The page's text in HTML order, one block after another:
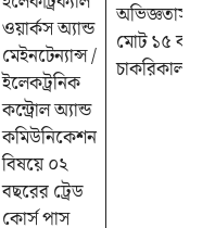
ওয়ার্কস অ্যান্ড
মেইনটেন্যান্স /
ইলেকট্রনিক
কন্ট্রোল অ্যান্ড
কমিউনিকেশন
বিষয়ে ০২
বছরের ট্রেড
কোর্স পাস
অভিজ্ঞতাসহ
মোট ১৫ বছর
চাকরিকাল